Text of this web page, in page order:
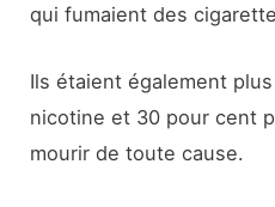
qui fumaient des
Ils étaient également
nicotine et 30 pour cent
mourir de toute cause.